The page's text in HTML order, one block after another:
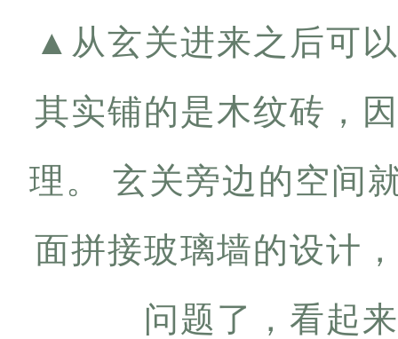
▲ 从玄关进来之后可
其实铺的是木纹砖，
理。 玄关旁边的空间
面拼接玻璃墙的设计
问题了，看起